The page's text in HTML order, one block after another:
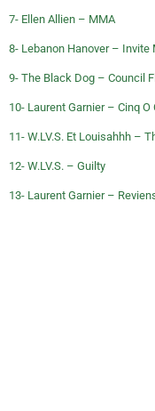
7- Ellen Allien – MMA
8- Lebanon Hanover – Invite
9- The Black Dog – Council
10- Laurent Garnier – Cinq
11- W.LV.S. Et Louisahhh –
12- W.LV.S. – Guilty
13- Laurent Garnier –